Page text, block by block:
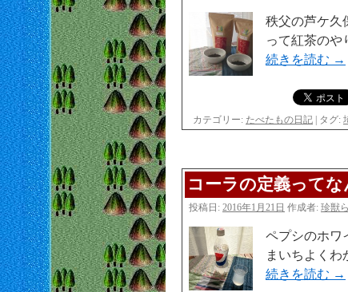
秩父の芦ケ久
って紅茶のや
続きを読む →
カテゴリー: たべたもの日記 タグ:
コーラの定義ってな
投稿日: 2016年1月21日 作成者: 珍獣
ペプシのホワ
まいちよくわ
続きを読む →